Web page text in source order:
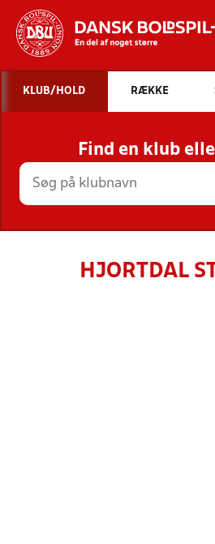
STILLINGER,
HOLD
KLUB/HOLD RÆKKE
Find en klub
HJORTDAL